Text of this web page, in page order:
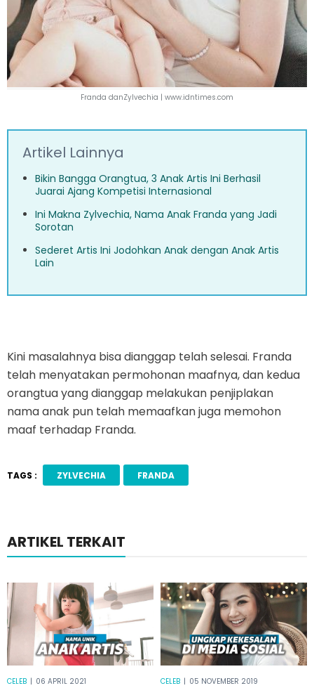
Franda danZylvechia | www.idntimes.com
Artikel Lainnya
Bikin Bangga Orangtua, 3 Anak Artis Ini Berhasil
Juarai Ajang Kompetisi Internasional
Ini Makna Zylvechia, Nama Anak Franda yang Jadi
Sorotan
Sederet Artis Ini Jodohkan Anak dengan Anak Artis
Lain
Kini masalahnya bisa dianggap telah selesai. Franda
telah menyatakan permohonan maafnya, dan kedua
orangtua yang dianggap melakukan penjiplakan
nama anak pun telah memaafkan juga memohon
maaf terhadap Franda.
TAGS : ZYLVECHIA FRANDA
ARTIKEL TERKAIT
CELEB | 06 APRIL 2021 CELEB | 05 NOVEMBER 2019